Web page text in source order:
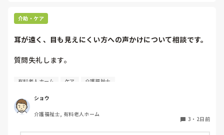
介助・ケア
耳が遠く、目も見えにくい方への声かけについて相談です。
質問失礼します。
耳が遠く、目もあまり見えていない利用者様への声かけにつ
現在、私は「大きな声で、ゆっくり耳元でお話しする」とい
う方法で対応しています。
聞き取れると安心していただける方なので何とか理解しても
有料老人ホーム ケア 介護福祉士
ショウ
介護福祉士, 有料老人ホーム
3 ・ 2日前